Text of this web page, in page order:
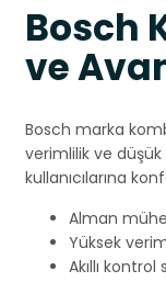
Bosch
ve
Bosch marka
verimlilik ve düşük
kullanıcılarına
Alman
Yüksek
Akıllı